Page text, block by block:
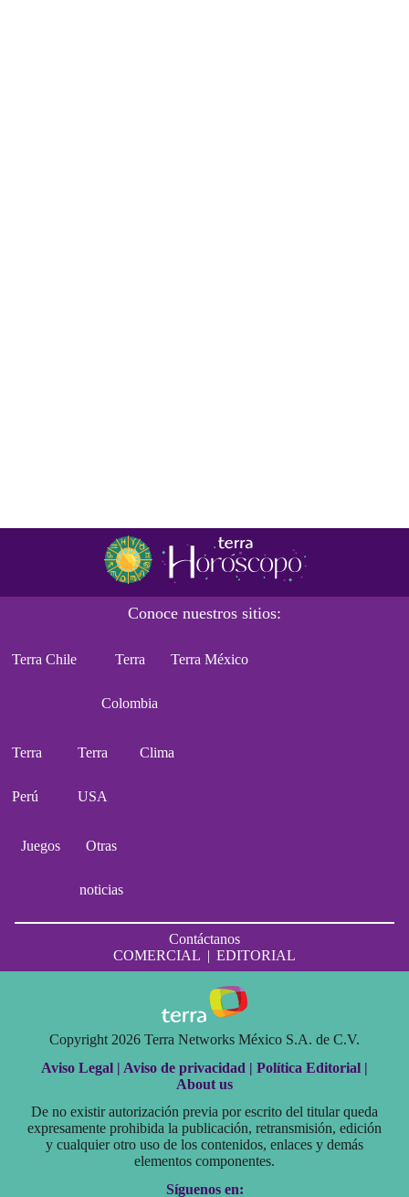
Conoce nuestros sitios:
Terra Chile Terra
Colombia
Terra México
Terra
Perú
Terra
USA
Clima
Juegos Otras
noticias
Contáctanos
COMERCIAL | EDITORIAL
Copyright 2026 Terra Networks México S.A. de C.V.
Aviso Legal | Aviso de privacidad | Política Editorial |
About us
De no existir autorización previa por escrito del titular queda
expresamente prohibida la publicación, retransmisión, edición
y cualquier otro uso de los contenidos, enlaces y demás
elementos componentes.
Síguenos en: